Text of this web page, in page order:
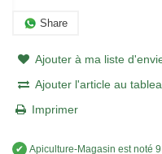
Share
Ajouter à ma liste
Ajouter l'article au
Imprimer
✔ Apiculture-Magasin est noté